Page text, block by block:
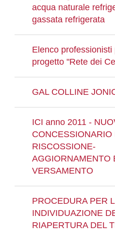
acqua naturale
gassata refrigerata
Elenco professionisti
progetto "Rete dei
GAL COLLINE
ICI anno 2011 -
CONCESSIONARIO
RISCOSSIONE-
AGGIORNAMENTO
VERSAMENTO
PROCEDURA PER
INDIVIDUAZIONE
RIAPERTURA DEL